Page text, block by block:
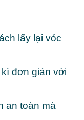
lấy lại vóc
đơn giản với
an toàn mà